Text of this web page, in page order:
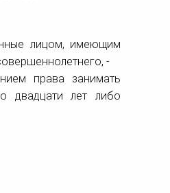
лицом, имеющим
-
права занимать
двадцати лет либо